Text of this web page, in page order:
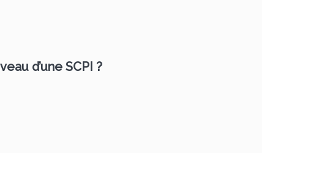
d’une SCPI ?